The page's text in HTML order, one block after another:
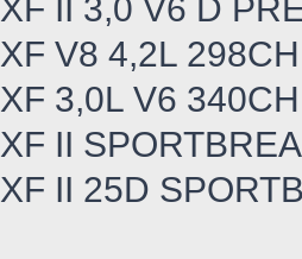
XF II 3,0 V6 D
XF V8 4,2L
XF 3,0L V6
XF II
XF II 25D